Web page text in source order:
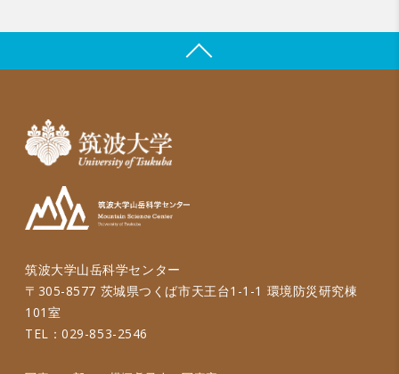
筑波大学山岳科学センター
〒305-8577 茨城県つくば市天王台1-1-1 環境防災研究棟
101室
TEL：029-853-2546